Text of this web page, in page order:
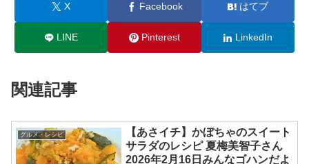
X Facebook はてブ
LINE Pinterest LinkedIn
関連記事
グルメ・レシピ
【あさイチ】かぼちゃのスイート
サラダのレシピ 夏梅美智子さん
2026年2月16日みんなゴハンだよ